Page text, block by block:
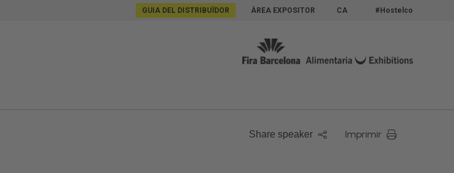
GUIA DEL DISTRIBUÏDOR ÀREA EXPOSITOR CA #Hostelco
Share speaker Imprimir